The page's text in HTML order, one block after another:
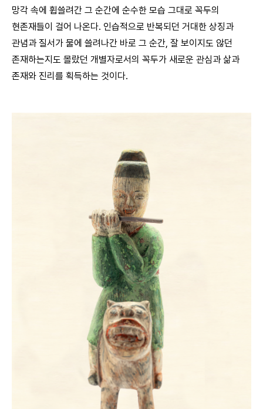
망각 속에 휩쓸려간 그 순간에 순수한 모습 그대로 꼭두의
현존재들이 걸어 나온다. 인습적으로 반복되던 거대한 상징과
관념과 질서가 물에 쓸려나간 바로 그 순간, 잘 보이지도 않던
존재하는지도 몰랐던 개별자로서의 꼭두가 새로운 관심과 삶과
존재와 진리를 획득하는 것이다.